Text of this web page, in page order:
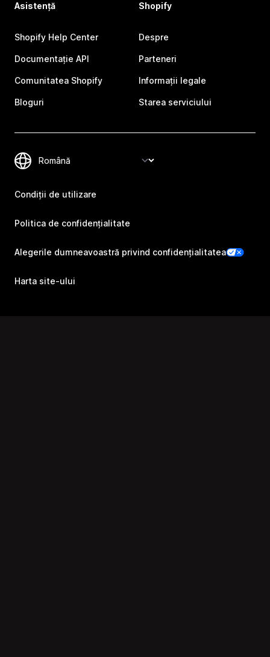
Asistență
Shopify Help Center
Documentație API
Comunitatea Shopify
Bloguri
Shopify
Despre
Parteneri
Informații legale
Starea serviciului
Condiții de utilizare
Politica de confidențialitate
Alegerile dumneavoastră privind confidențialitatea
Harta site-ului